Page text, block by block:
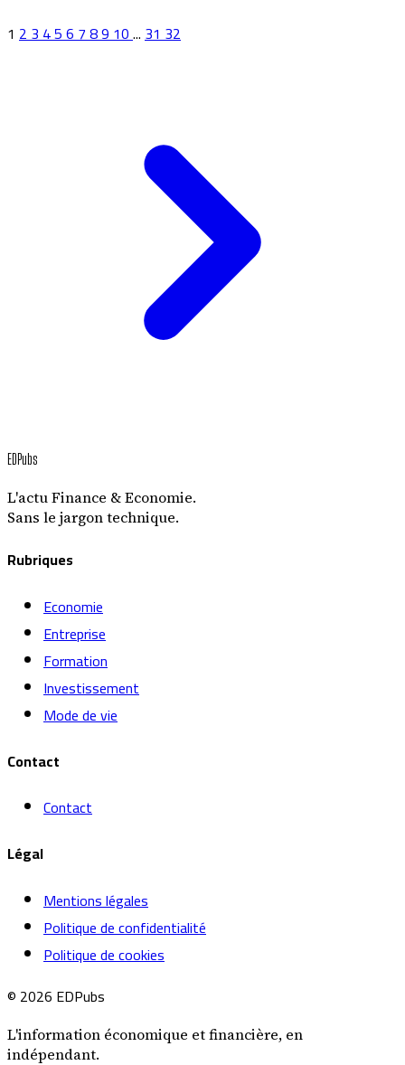
1 2345678910...3132
EDPubs
L'actu Finance & Economie.
Sans le jargon technique.
Rubriques
Economie
Entreprise
Formation
Investissement
Mode de vie
Contact
Contact
Légal
Mentions légales
Politique de confidentialité
Politique de cookies
© 2026 EDPubs
L'information économique et financière, en
indépendant.